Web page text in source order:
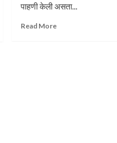
गोळ्या
हत्या….
पाहणी केली असता...
Read MoreRead